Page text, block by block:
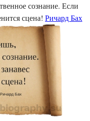
сознание. Если
сцена! Ричард Бах